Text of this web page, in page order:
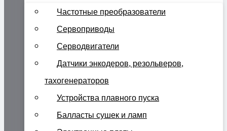
Частотные преобразователи
Сервоприводы
Серводвигатели
Датчики энкодеров, резольверов,
тахогенераторов
Устройства плавного пуска
Балласты сушек и ламп